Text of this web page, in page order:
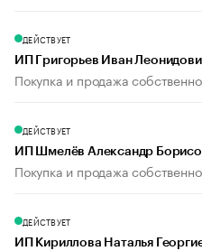
ДЕЙСТВУЕТ
ИП Григорьев Иван
Покупка и продажа
ДЕЙСТВУЕТ
ИП Шмелёв Александр
Покупка и продажа
ДЕЙСТВУЕТ
ИП Кириллова Наталья